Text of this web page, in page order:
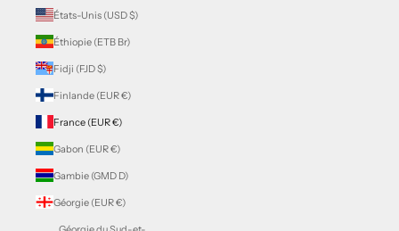
États-Unis (USD $)
Éthiopie (ETB Br)
Fidji (FJD $)
Finlande (EUR €)
France (EUR €)
Gabon (EUR €)
Gambie (GMD D)
Géorgie (EUR €)